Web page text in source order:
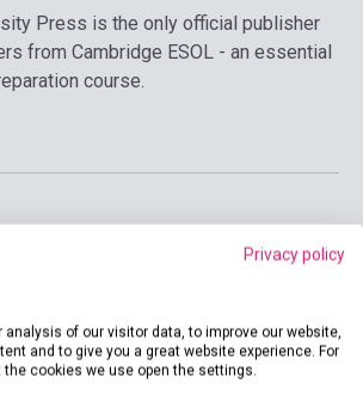
Press is the only official publisher
from Cambridge ESOL - an essential
course.
Kosárba
Privacy policy
analysis of our visitor data, to improve our website,
and to give you a great website experience. For
cookies we use open the settings.